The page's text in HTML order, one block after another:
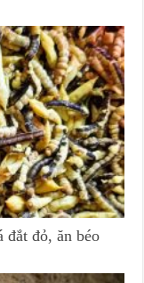
đắt đỏ, ăn béo